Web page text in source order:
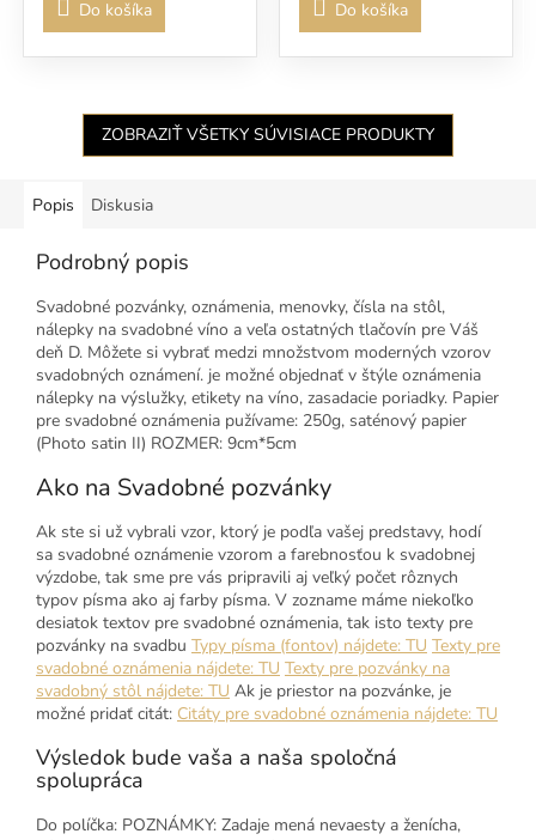
Do košíka Do košíka
ZOBRAZIŤ VŠETKY SÚVISIACE PRODUKTY
Popis Diskusia
Podrobný popis
Svadobné pozvánky, oznámenia, menovky, čísla na stôl,
nálepky na svadobné víno a veľa ostatných tlačovín pre Váš
deň D. Môžete si vybrať medzi množstvom moderných vzorov
svadobných oznámení. je možné objednať v štýle oznámenia
nálepky na výslužky, etikety na víno, zasadacie poriadky. Papier
pre svadobné oznámenia pužívame: 250g, saténový papier
(Photo satin II) ROZMER: 9cm*5cm
Ako na Svadobné pozvánky
Ak ste si už vybrali vzor, ktorý je podľa vašej predstavy, hodí
sa svadobné oznámenie vzorom a farebnosťou k svadobnej
výzdobe, tak sme pre vás pripravili aj veľký počet rôznych
typov písma ako aj farby písma. V zozname máme niekoľko
desiatok textov pre svadobné oznámenia, tak isto texty pre
pozvánky na svadbu Typy písma (fontov) nájdete: TU Texty pre
svadobné oznámenia nájdete: TU Texty pre pozvánky na
svadobný stôl nájdete: TU Ak je priestor na pozvánke, je
možné pridať citát: Citáty pre svadobné oznámenia nájdete: TU
Výsledok bude vaša a naša spoločná
spolupráca
Do políčka: POZNÁMKY: Zadaje mená nevaesty a ženícha,